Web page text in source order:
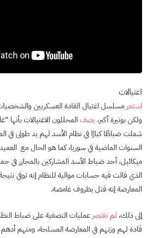
اغتيالات
استمر
ولكن بوتيرة أكبر، يصفالمحللون الاغتيالات بأنها
شملت ضباطًا كبارًا في نظام الأسد لهم يد طولى في
السنوات الماضية في سوريا، كما هو الحال مع
ميكائيل، أحد ضباط الأسد المشاركين بالمجازر في
الذي قالت فيه حسابات موالية للنظام إنه توفي
المعارضة إنه قتل بظروف غامضة.
إلى ذلك، لم تقتصر عمليات التصفية على ضباط
قادة لهم وزنهم في المعارضة المسلحة، ومنهم أدهم